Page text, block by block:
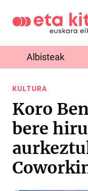
Albisteak
KULTURA
Koro
bere